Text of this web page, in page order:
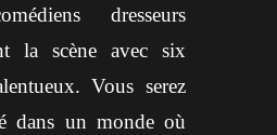
dresseurs
la scène avec six
Vous serez
dans un monde où